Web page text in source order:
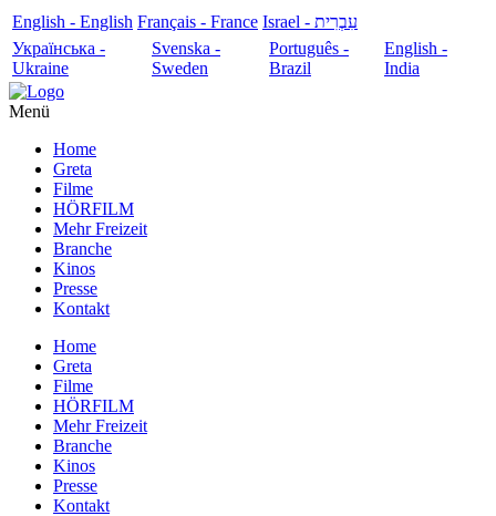
English - English Français - France
עִבְרִית - Israel
Українська -
Ukraine
Svenska -
Sweden
Português -
Brazil
English -
India
Menü
Home
Greta
Filme
HÖRFILM
Mehr Freizeit
Branche
Kinos
Presse
Kontakt
Home
Greta
Filme
HÖRFILM
Mehr Freizeit
Branche
Kinos
Presse
Kontakt